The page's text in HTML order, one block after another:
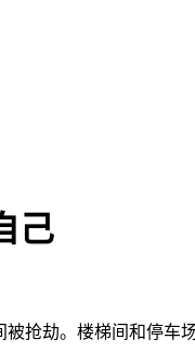
己
劫。楼梯间和停车